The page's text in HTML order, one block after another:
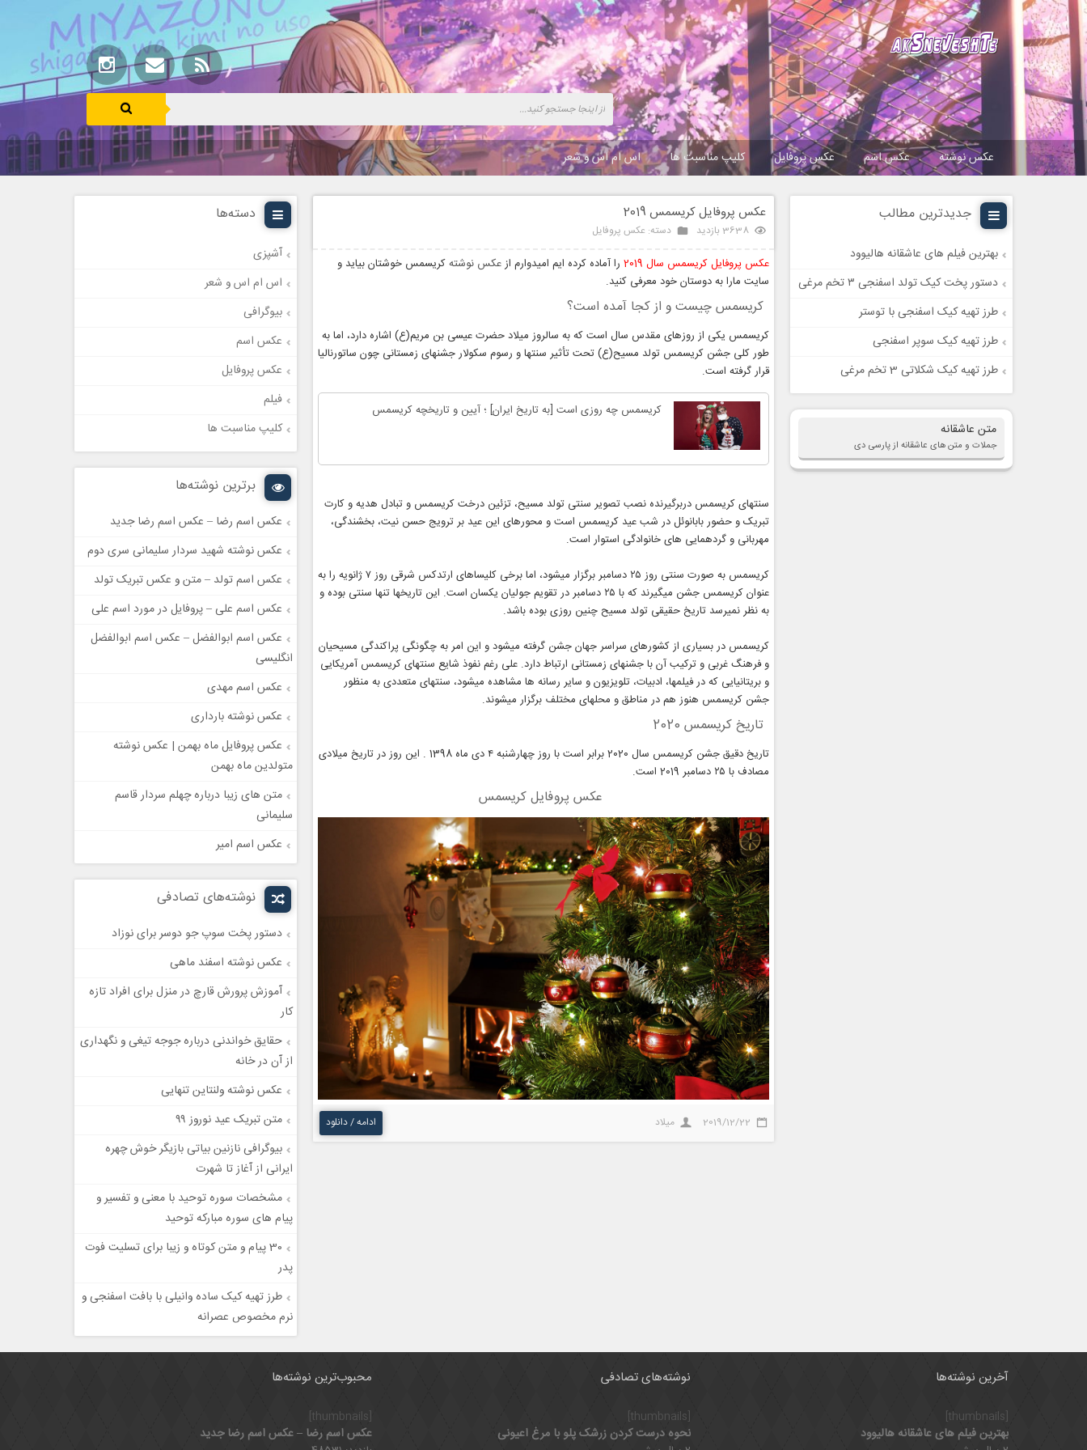
عکس نوشته عکس اسم عکس پروفایل کلیپ مناسبت ها اس ام اس و شعر
جدیدترین مطالب
بهترین فیلم های عاشقانه هالیوود
دستور پخت کیک تولد اسفنجی ۳ تخم مرغی
طرز تهیه کیک اسفنجی با توستر
طرز تهیه کیک سوپر اسفنجی
طرز تهیه کیک شکلاتی 3 تخم مرغی
متن عاشقانه
جملات و متن های عاشقانه از پارسی دی
عکس پروفایل کریسمس 2019
3638 بازدید دسته: عکس پروفایل
عکس پروفایل کریسمس سال 2019 را آماده کرده ایم امیدوارم از عکس نوشته کریسمس خوشتان بیاید و
سایت مارا به دوستان خود معرفی کنید.
کریسمس چیست و از کجا آمده است؟
کریسمس یکی از روزهای مقدس سال است که به سالروز میلاد حضرت عیسی بن مریم(ع) اشاره دارد، اما به
طور کلی جشن کریسمس تولد مسیح(ع) تحت تأثیر سنتها و رسوم سکولار جشنهای زمستانی چون ساتورنالیا
قرار گرفته است.
کریسمس چه روزی است [به تاریخ ایران] ؛ آیین و تاریخچه کریسمس
سنتهای کریسمس دربرگیرنده نصب تصویر سنتی تولد مسیح، تزئین درخت کریسمس و تبادل هدیه و کارت
تبریک و حضور بابانوئل در شب عید کریسمس است و محورهای این عید بر ترویج حسن نیت، بخشندگی،
مهربانی و گردهمایی های خانوادگی استوار است.
کریسمس به صورت سنتی روز ۲۵ دسامبر برگزار میشود، اما برخی کلیساهای ارتدکس شرقی روز ۷ ژانویه را به
عنوان کریسمس جشن میگیرند که با ۲۵ دسامبر در تقویم جولیان یکسان است. این تاریخها تنها سنتی بوده و
به نظر نمیرسد تاریخ حقیقی تولد مسیح چنین روزی بوده باشد.
کریسمس در بسیاری از کشورهای سراسر جهان جشن گرفته میشود و این امر به چگونگی پراکندگی مسیحیان
و فرهنگ غربی و ترکیب آن با جشنهای زمستانی ارتباط دارد. علی رغم نفوذ شایع سنتهای کریسمس آمریکایی
و بریتانیایی که در فیلمها، ادبیات، تلویزیون و سایر رسانه ها مشاهده میشود، سنتهای متعددی به منظور
جشن کریسمس هنوز هم در مناطق و محلهای مختلف برگزار میشوند.
تاریخ کریسمس 2020
تاریخ دقیق جشن کریسمس سال 2020 برابر است با روز چهارشنبه ۴ دی ماه 1398 . این روز در تاریخ میلادی
مصادف با ۲۵ دسامبر 2019 است.
عکس پروفایل کریسمس
2019/12/22 میلاد ادامه / دانلود
دسته‌ها
آشپزی
اس ام اس و شعر
بیوگرافی
عکس اسم
عکس پروفایل
فیلم
کلیپ مناسبت ها
برترین نوشته‌ها
عکس اسم رضا – عکس اسم رضا جدید
عکس نوشته شهید سردار سلیمانی سری دوم
عکس اسم تولد – متن و عکس تبریک تولد
عکس اسم علی – پروفایل در مورد اسم علی
عکس اسم ابوالفضل – عکس اسم ابوالفضل
انگلیسی
عکس اسم مهدی
عکس نوشته بارداری
عکس پروفایل ماه بهمن | عکس نوشته
متولدین ماه بهمن
متن های زیبا درباره چهلم سردار قاسم
سلیمانی
عکس اسم امیر
نوشته‌های تصادفی
دستور پخت سوپ جو دوسر برای نوزاد
عکس نوشته اسفند ماهی
آموزش پرورش قارچ در منزل برای افراد تازه
کار
حقایق خواندنی درباره جوجه تیغی و نگهداری
از آن در خانه
عکس نوشته ولنتاین تنهایی
متن تبریک عید نوروز ۹۹
بیوگرافی نازنین بیاتی بازیگر خوش چهره
ایرانی از آغاز تا شهرت
مشخصات سوره توحید با معنی و تفسیر و
پیام های سوره مبارکه توحید
30 پیام و متن کوتاه و زیبا برای تسلیت فوت
پدر
طرز تهیه کیک ساده وانیلی با بافت اسفنجی و
نرم مخصوص عصرانه
آخرین نوشته‌ها
بهترین فیلم های عاشقانه هالیوود
نوشته‌های تصادفی
[thumbnails]
نحوه درست کردن زرشک پلو با مرغ اعیونی
محبوب‌ترین نوشته‌ها
[thumbnails]
عکس اسم رضا – عکس اسم رضا جدید